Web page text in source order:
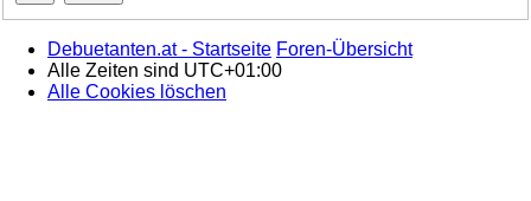
Debuetanten.at - Startseite Foren-Übersicht
Alle Zeiten sind UTC+01:00
Alle Cookies löschen